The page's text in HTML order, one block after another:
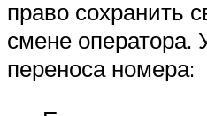
право сохранить
смене оператора.
переноса номера: